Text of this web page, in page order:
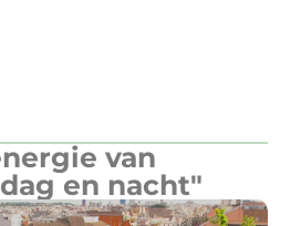
van
en nacht"